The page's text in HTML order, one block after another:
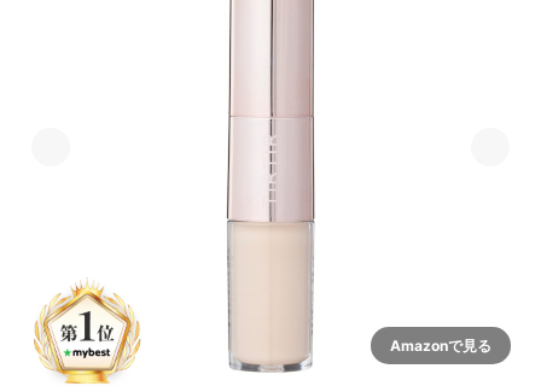
Amazonで見る